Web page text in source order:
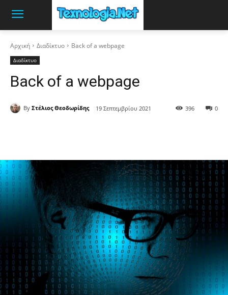
Αρχική Διαδίκτυο Back of a webpage
Διαδίκτυο
Back of a webpage
By Στέλιος Θεοδωρίδης 19 Σεπτεμβρίου 2021 0
396